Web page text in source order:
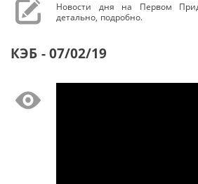
Новости дня на Первом
детально, подробно.
КЭБ - 07/02/19